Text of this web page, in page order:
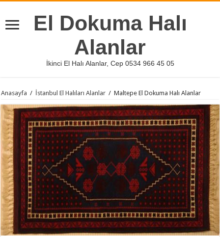
El Dokuma Halı
Alanlar
İkinci El Halı Alanlar, Cep 0534 966 45 05
Anasayfa / İstanbul El Halıları Alanlar / Maltepe El Dokuma Halı Alanlar